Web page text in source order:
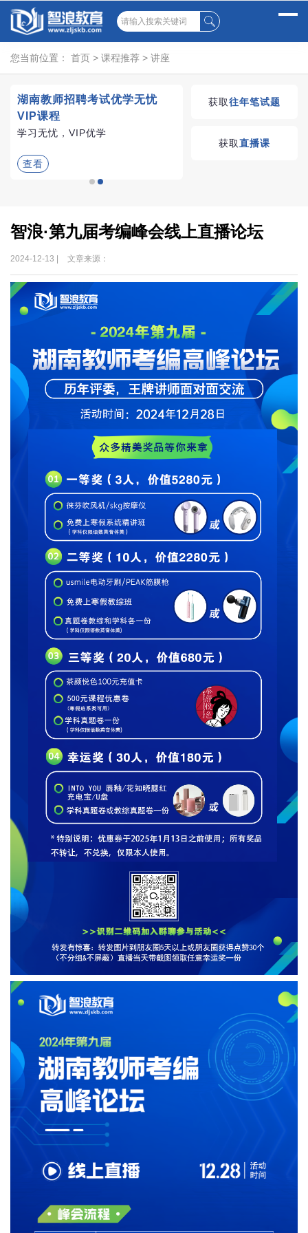
您当前位置： 首页 > 课程推荐 > 讲座
湖南教师招聘考试优学无忧
VIP课程
学习无忧，VIP优学
查看
获取往年笔试题
获取直播课
智浪·第九届考编峰会线上直播论坛
2024-12-13 | 文章来源：